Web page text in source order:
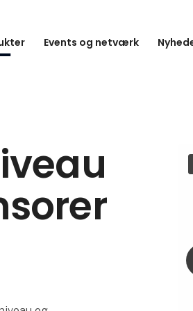
Events og netværk